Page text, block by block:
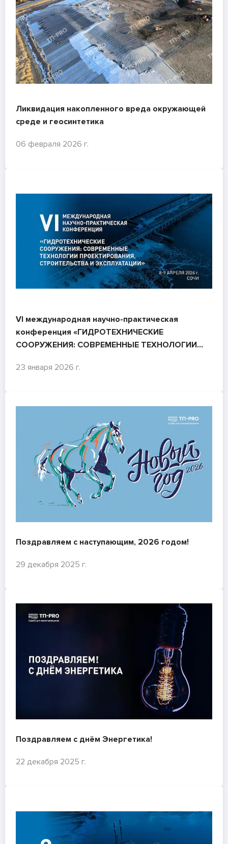
Ликвидация накопленного вреда окружающей
среде и геосинтетика
06 февраля 2026 г.
VI международная научно-практическая
конференция «ГИДРОТЕХНИЧЕСКИЕ
СООРУЖЕНИЯ: СОВРЕМЕННЫЕ ТЕХНОЛОГИИ
ЭКСПЛУАТАЦИИ»
23 января 2026 г.
Поздравляем с наступающим, 2026 годом!
29 декабря 2025 г.
Поздравляем с днём Энергетика!
22 декабря 2025 г.